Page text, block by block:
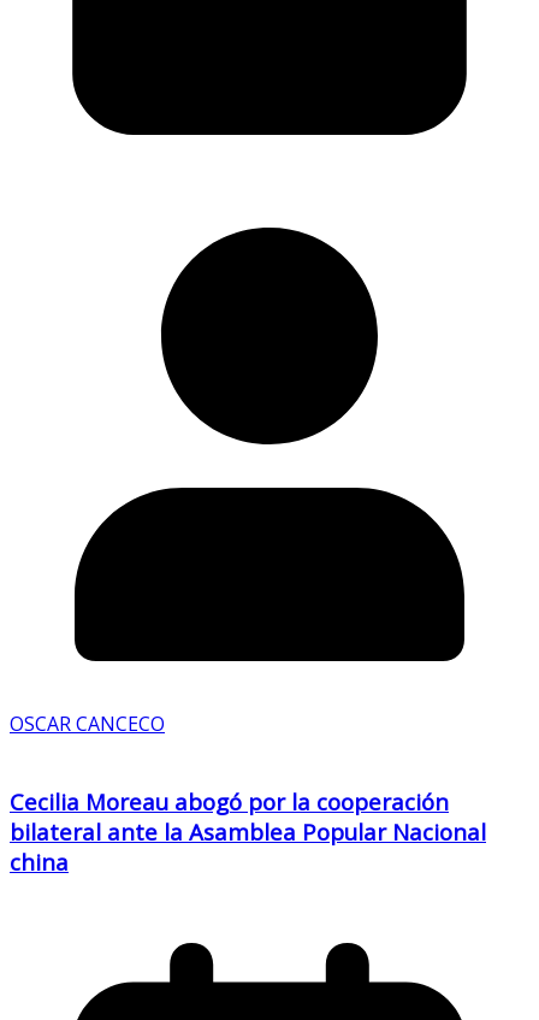
OSCAR CANCECO
Cecilia Moreau abogó por la cooperación
bilateral ante la Asamblea Popular Nacional
china